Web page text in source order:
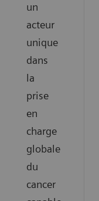
un
acteur
unique
dans
la
prise
en
charge
globale
du
cancer